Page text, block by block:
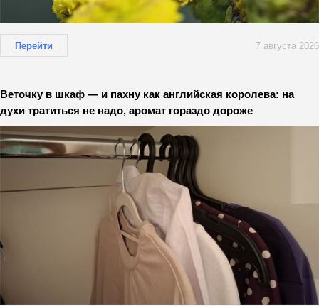
Перейти 7 августа 2026
Веточку в шкаф — и пахну как английская королева: на
духи тратиться не надо, аромат гораздо дороже